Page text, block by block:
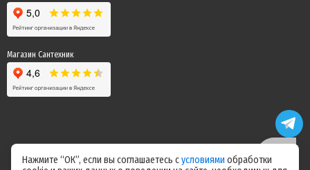
Магазин Сантехник
Нажмите “ОК”, если вы соглашаетесь сусловиями обработки